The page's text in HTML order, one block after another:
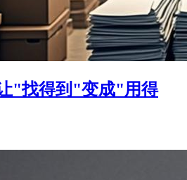
"找得到"变成"用得